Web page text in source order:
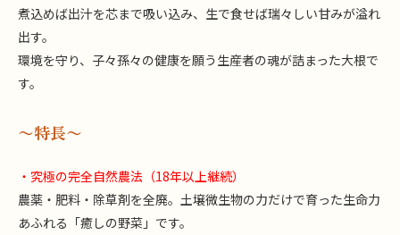
煮込めば出汁を芯まで吸い込み、生で食せば瑞々しい甘みが溢れ
出す。
環境を守り、子々孫々の健康を願う生産者の魂が詰まった大根で
す。
〜特長〜
・究極の完全自然農法（18年以上継続）
農薬・肥料・除草剤を全廃。土壌微生物の力だけで育った生命力
あふれる「癒しの野菜」です。